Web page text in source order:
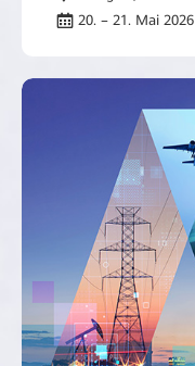
20. – 21. Mai 2026